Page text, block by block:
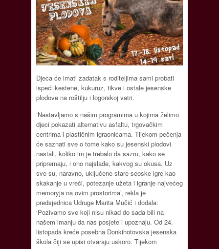
Djeca će imati zadatak s roditeljima sami probati
ispeći kestene, kukuruz, tikve i ostale jesenske
plodove na roštilju i logorskoj vatri.
‘Nastavljamo s našim programima u kojima želimo
djeci pokazati alternativu asfaltu, trgovačkim
centrima i plastičnim igraonicama. Tijekom pečenja
će saznati sve o tome kako su jesenski plodovi
nastali, koliko im je trebalo da sazru, kako se
pripremaju, i ono najslađe, kakvog su okusa. Uz
sve su, naravno, uključene stare seoske igre kao
skakanje u vreći, potezanje užeta i igranje najvećeg
memoryja na ovim prostorima’, rekla je
predsjednica Udruge Marita Mučić i dodala:
‘Pozivamo sve koji nisu nikad do sada bili na
našem imanju da nas posjete i upoznaju. Od 24.
listopada kreće posebna Donkihotovska jesenska
škola čiji se upisi otvaraju uskoro. Tijekom